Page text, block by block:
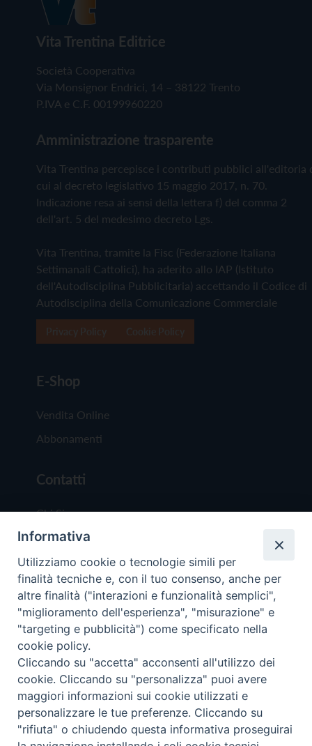
Vita Trentina Editrice
Società Cooperativa
Via Monsignor Endrici, 14 – 38122 Trento
P.IVA e C.F. 00199960220
Amministrazione trasparente
Vita Trentina percepisce i contributi pubblici all'editoria
cui al decreto legislativo 15 maggio 2017, n. 70.
Indicazione resa ai sensi della lettera f) del comma 2
dell'art. 5 del medesimo decreto Lgs.
Vita Trentina, tramite la Fisc (Federazione Italiana
Settimanali Cattolici), ha aderito allo IAP (Istituto
dell'Autodisciplina Pubblicitaria) accettando il Codice di
Autodisciplina della Comunicazione Commerciale
E-Shop
Vendita Online
Abbonamenti
Contatti
Chi Siamo
Redazione
Scrivici
Copyright © 2019 - Tutti i diritti riservati - Vita
Trentina Editrice
Privacy Policy
Torna
Informativa
Utilizziamo cookie o tecnologie simili per
finalità tecniche e, con il tuo consenso, anche per
altre finalità ("interazioni e funzionalità semplici",
"miglioramento dell'esperienza", "misurazione" e
"targeting e pubblicità") come specificato nella
cookie policy.
Cliccando su "accetta" acconsenti all'utilizzo dei
cookie. Cliccando su "personalizza" puoi avere
maggiori informazioni sui cookie utilizzati e
personalizzare le tue preferenze. Cliccando su
"rifiuta" o chiudendo questa informativa proseguirai